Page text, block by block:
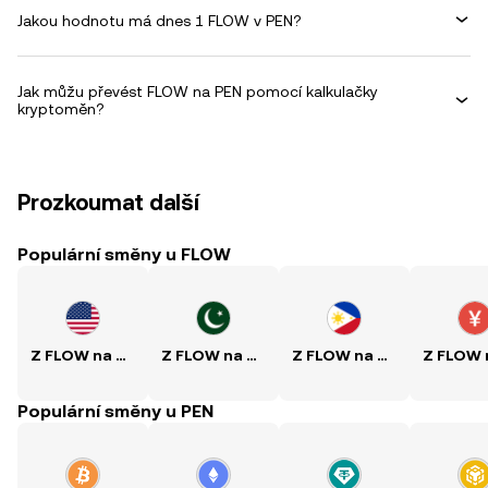
Jakou hodnotu má dnes 1 FLOW v PEN?
Jak můžu převést FLOW na PEN pomocí kalkulačky
kryptoměn?
Prozkoumat další
Populární směny u FLOW
Z FLOW na USD Z FLOW na PKR Z FLOW na PHP
Populární směny u PEN